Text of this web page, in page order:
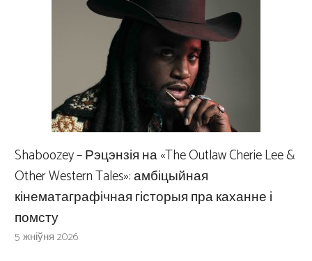
Shaboozey – Рэцэнзія на «The Outlaw Cherie Lee &
Other Western Tales»: амбіцыйная
кінематаграфічная гісторыя пра каханне і
помсту
5 жніўня 2026